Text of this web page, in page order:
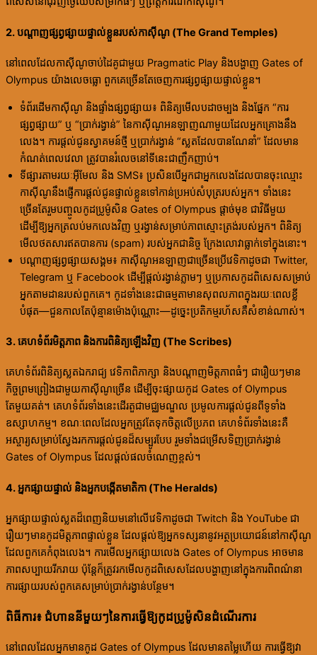
2. បណ្តាញផ្សព្វផ្សាយផ្ទាល់ខ្លួនរបស់កាស៊ីណូ (The Grand Temples)
នៅពេលដែលកាស៊ីណូចាប់ដៃគូជាមួយ Pragmatic Play និងបង្ហាញ Gates of
Olympus យ៉ាងលេចធ្លោ ពួកគេច្រើនតែចេញការផ្សព្វផ្សាយផ្ទាល់ខ្លួន។
ទំព័រដើមកាស៊ីណូ និងផ្ទាំងផ្សព្វផ្សាយ៖ ពិនិត្យមើលបដាចម្បង និងផ្នែក “ការ
ផ្សព្វផ្សាយ” ឬ “ប្រាក់រង្វាន់” នៃកាស៊ីណូអនឡាញណាមួយដែលអ្នកគ្រោងនឹង
លេង។ ការផ្តល់ជូនស្វាគមន៍ថ្មី ឬប្រាក់រង្វាន់ “ស្លតដែលបានណែនាំ” ដែលមាន
កំណត់ពេលវេលា ត្រូវបានរំលេចនៅទីនេះជាញឹកញាប់។
ទីផ្សារតាមរយៈអ៊ីមែល និង SMS៖ ប្រសិនបើអ្នកជាអ្នកលេងដែលបានចុះឈ្មោះ
កាស៊ីណូនឹងផ្ញើការផ្តល់ជូនផ្ទាល់ខ្លួនទៅកាន់ប្រអប់សំបុត្ររបស់អ្នក។ ទាំងនេះ
ច្រើនតែរួមបញ្ចូលកូដប្រូម៉ូសិន Gates of Olympus ផ្តាច់មុខ ជាវិធីមួយ
ដើម្បីឱ្យអ្នកត្រលប់មកលេងវិញ ឬរង្វាន់សម្រាប់ភាពស្មោះត្រង់របស់អ្នក។ ពិនិត្យ
មើលថតសារឥតបានការ (spam) របស់អ្នកជានិច្ច ក្រែងលោវាធ្លាក់ទៅក្នុងនោះ។
បណ្តាញផ្សព្វផ្សាយសង្គម៖ កាស៊ីណូអនឡាញជាច្រើនប្រើវេទិកាដូចជា Twitter,
Telegram ឬ Facebook ដើម្បីផ្តល់រង្វាន់ភ្លាមៗ ឬប្រកាសកូដពិសេសសម្រាប់
អ្នកតាមដានរបស់ពួកគេ។ កូដទាំងនេះជាធម្មតាមានសុពលភាពក្នុងរយៈពេលខ្លី
បំផុត—ជួនកាលតែប៉ុន្មានម៉ោងប៉ុណ្ណោះ—ដូច្នេះប្រតិកម្មរហ័សគឺសំខាន់ណាស់។
3. គេហទំព័រមិត្តភាព និងការពិនិត្យឡើងវិញ (The Scribes)
គេហទំព័រពិនិត្យស្លតឯករាជ្យ វេទិកាពិភាក្សា និងបណ្តាញមិត្តភាពធំៗ ជារឿយៗមាន
កិច្ចព្រមព្រៀងជាមួយកាស៊ីណូច្រើន ដើម្បីចុះផ្សាយកូដ Gates of Olympus
តែមួយគត់។ គេហទំព័រទាំងនេះដើរតួជាមជ្ឈមណ្ឌល ប្រមូលការផ្តល់ជូនពីទូទាំង
ឧស្សាហកម្ម។ ខណៈពេលដែលអ្នកត្រូវតែទុកចិត្តលើប្រភព គេហទំព័រទាំងនេះគឺ
អស្ចារ្យសម្រាប់ស្វែងរកការផ្តល់ជូនដ៏សម្បូរបែប រួមទាំងជម្រើសទិញប្រាក់រង្វាន់
Gates of Olympus ដែលផ្តល់ផលចំណេញខ្ពស់។
4. អ្នកផ្សាយផ្ទាល់ និងអ្នកបង្កើតមាតិកា (The Heralds)
អ្នកផ្សាយផ្ទាល់ស្លតដ៏ពេញនិយមនៅលើវេទិកាដូចជា Twitch និង YouTube ជា
រឿយៗមានកូដមិត្តភាពផ្ទាល់ខ្លួន ដែលផ្តល់ឱ្យអ្នកទស្សនានូវអត្ថប្រយោជន៍នៅកាស៊ីណូ
ដែលពួកគេកំពុងលេង។ ការមើលអ្នកផ្សាយលេង Gates of Olympus អាចមាន
ភាពសប្បាយរីករាយ ប៉ុន្តែក៏ត្រូវរកមើលកូដពិសេសដែលបង្ហាញនៅក្នុងការពិពណ៌នា
ការផ្សាយរបស់ពួកគេសម្រាប់ប្រាក់រង្វាន់បន្ថែម។
ពិធីការ៖ ជំហាននីមួយៗនៃការធ្វើឱ្យកូដប្រូម៉ូសិនដំណើរការ
នៅពេលដែលអ្នកមានកូដ Gates of Olympus ដែលមានតម្លៃហើយ ការធ្វើឱ្យវា